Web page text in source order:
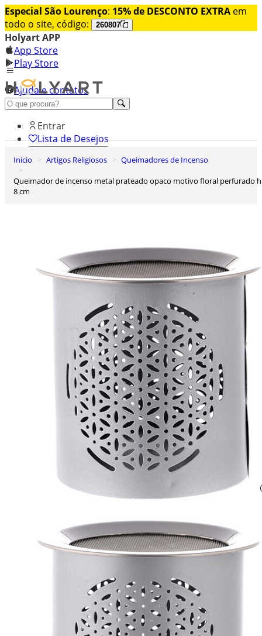
Especial São Lourenço: 15% de DESCONTO EXTRA em
todo o site, código:
260807
Holyart APP
App Store
Play Store
Ajuda e contatos
Conheça premium
Entrar
Lista de Desejos
0
Inicio Artigos Religiosos
Queimadores de Incenso
Queimador de incenso metal prateado opaco motivo floral perfurado h
8 cm